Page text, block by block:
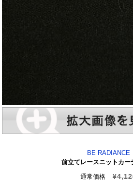
BE RADIANCE
前立てレースニットカー
通常価格